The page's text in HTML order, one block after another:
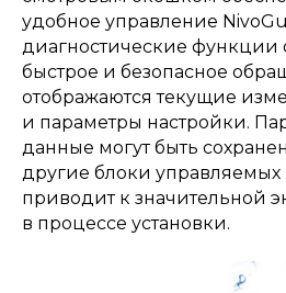
удобное управление
диагностические функции
быстрое и безопасное
отображаются текущие
и параметры настройки.
данные могут быть
другие блоки управляемых
приводит к значительной
в процессе установки.